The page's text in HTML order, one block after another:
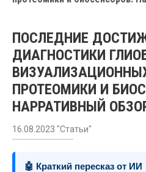
ПОСЛЕДНИЕ
ДИАГНОСТИКИ
ПРОТЕОМИКИ И
НАРРАТИВНЫЙ
16.08.2023 "Статьи"
🤖 Краткий пересказ от ИИ